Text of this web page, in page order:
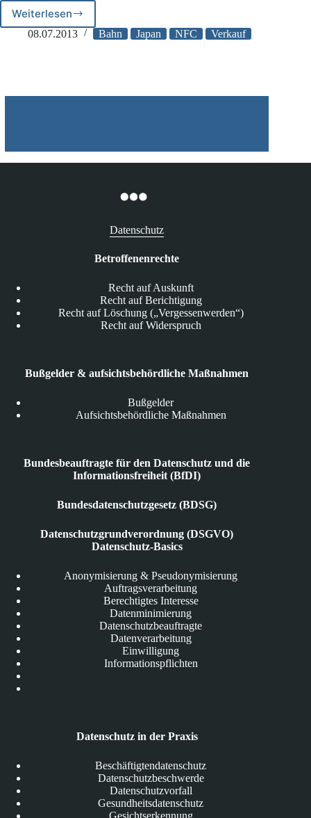
WeiterlesenJapanische
Bahngesellschaft
08.07.2013 Bahn Japan NFC Verkauf
Datenschutz
Betroffenenrechte
Recht auf Auskunft
Recht auf Berichtigung
Recht auf Löschung („Vergessenwerden“)
Recht auf Widerspruch
Bußgelder & aufsichtsbehördliche Maßnahmen
Bußgelder
Aufsichtsbehördliche Maßnahmen
Bundesbeauftragte für den Datenschutz und die
Informationsfreiheit (BfDI)
Bundesdatenschutzgesetz (BDSG)
Datenschutzgrundverordnung (DSGVO)
Datenschutz-Basics
Anonymisierung & Pseudonymisierung
Auftragsverarbeitung
Berechtigtes Interesse
Datenminimierung
Datenschutzbeauftragte
Datenverarbeitung
Einwilligung
Informationspflichten
Datenschutz in der Praxis
Beschäftigtendatenschutz
Datenschutzbeschwerde
Datenschutzvorfall
Gesundheitsdatenschutz
Gesichtserkennung